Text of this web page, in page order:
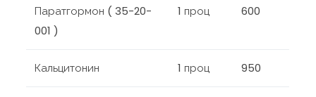
Паратгормон ( 35-20-
001 )
1 проц 600
Кальцитонин 1 проц 950